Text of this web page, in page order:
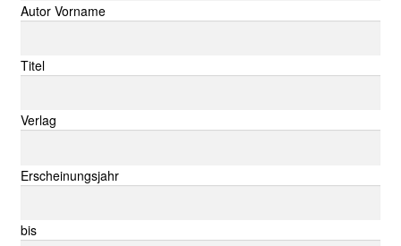
Autor Vorname
Titel
Verlag
Erscheinungsjahr
bis